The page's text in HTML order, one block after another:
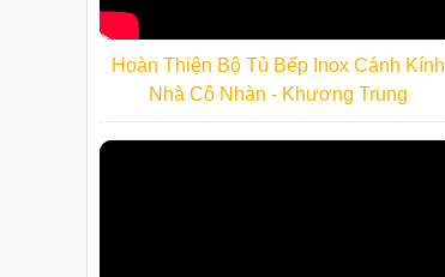
Hoàn Thiện Bộ Tủ Bếp Inox Cánh Kính
Nhà Cô Nhàn - Khương Trung